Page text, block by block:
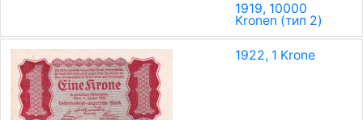
1919, 10000
Kronen (тип 2)
1922, 1 Krone